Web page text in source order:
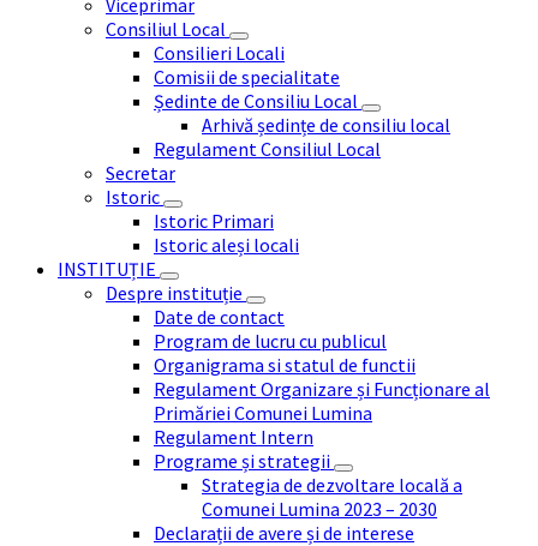
Consiliul Local
Consilieri Locali
Comisii de specialitate
Ședinte de Consiliu Local
Arhivă ședințe de consiliu local
Regulament Consiliul Local
Secretar
Istoric
Istoric Primari
Istoric aleși locali
INSTITUȚIE
Despre instituție
Date de contact
Program de lucru cu publicul
Organigrama si statul de functii
Regulament Organizare și Funcționare al
Primăriei Comunei Lumina
Regulament Intern
Programe și strategii
Strategia de dezvoltare locală a
Comunei Lumina 2023 – 2030
Declarații de avere și de interese